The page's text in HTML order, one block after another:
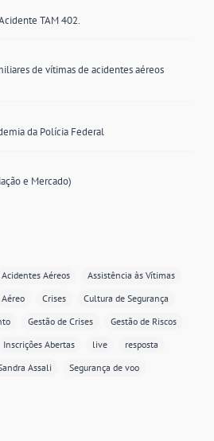
TAM 402.
de vítimas de acidentes aéreos
da Polícia Federal
e Mercado)
Acidentes Aéreos
Assistência às Vítimas
Aéreo Crises
Cultura de Segurança
Gestão de Crises
Gestão de Riscos
Inscrições Abertas live
resposta
Assali Segurança de voo